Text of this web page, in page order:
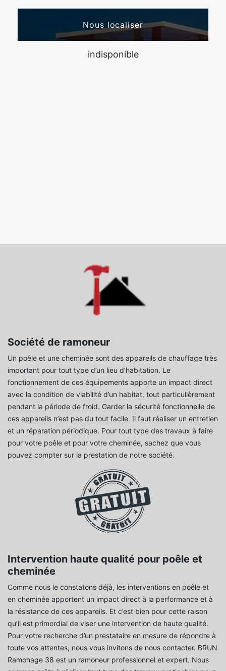
Nous localiser
indisponible
Société de ramoneur
Un poêle et une cheminée sont des appareils de chauffage très
important pour tout type d’un lieu d’habitation. Le
fonctionnement de ces équipements apporte un impact direct
avec la condition de viabilité d’un habitat, tout particulièrement
pendant la période de froid. Garder la sécurité fonctionnelle de
ces appareils n’est pas du tout facile. Il faut réaliser un entretien
et un réparation périodique. Pour tout type des travaux à faire
pour votre poêle et pour votre cheminée, sachez que vous
pouvez compter sur la prestation de notre société.
Intervention haute qualité pour poêle et
cheminée
Comme nous le constatons déjà, les interventions en poêle et
en cheminée apportent un impact direct à la performance et à
la résistance de ces appareils. Et c’est bien pour cette raison
qu’il est primordial de viser une intervention de haute qualité.
Pour votre recherche d’un prestataire en mesure de répondre à
toute vos attentes, nous vous invitons de nous contacter. BRUN
Ramonage 38 est un ramoneur professionnel et expert. Nous